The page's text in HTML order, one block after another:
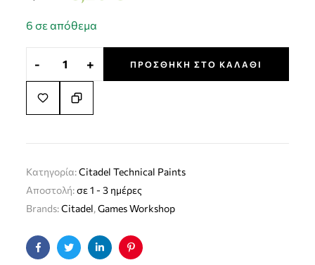
6 σε απόθεμα
- + ΠΡΟΣΘΉΚΗ ΣΤΟ ΚΑΛΆΘΙ
Κατηγορία:Citadel Technical Paints
Αποστολή:σε 1 - 3 ημέρες
Brands:Citadel,Games Workshop
FacebookTwitterLinkedinPinterest